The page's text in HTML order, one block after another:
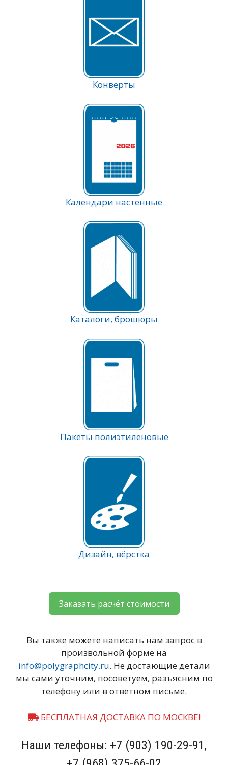
Конверты
Календари настенные
Каталоги, брошюры
Пакеты полиэтиленовые
Дизайн, вёрстка
Заказать расчёт стоимости
Вы также можете написать нам запрос в
произвольной форме на
info@polygraphcity.ru. Не достающие детали
мы сами уточним, посоветуем, разъясним по
телефону или в ответном письме.
БЕСПЛАТНАЯ ДОСТАВКА ПО МОСКВЕ!
Наши телефоны: +7 (903) 190-29-91,